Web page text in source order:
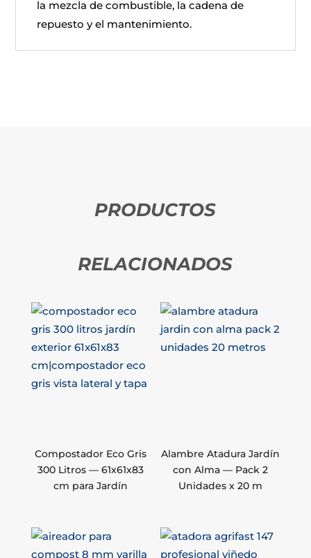
la mezcla de combustible, la cadena de
repuesto y el mantenimiento.
PRODUCTOS
RELACIONADOS
Compostador Eco Gris
300 Litros — 61x61x83
cm para Jardín
Alambre Atadura Jardín
con Alma — Pack 2
Unidades x 20 m